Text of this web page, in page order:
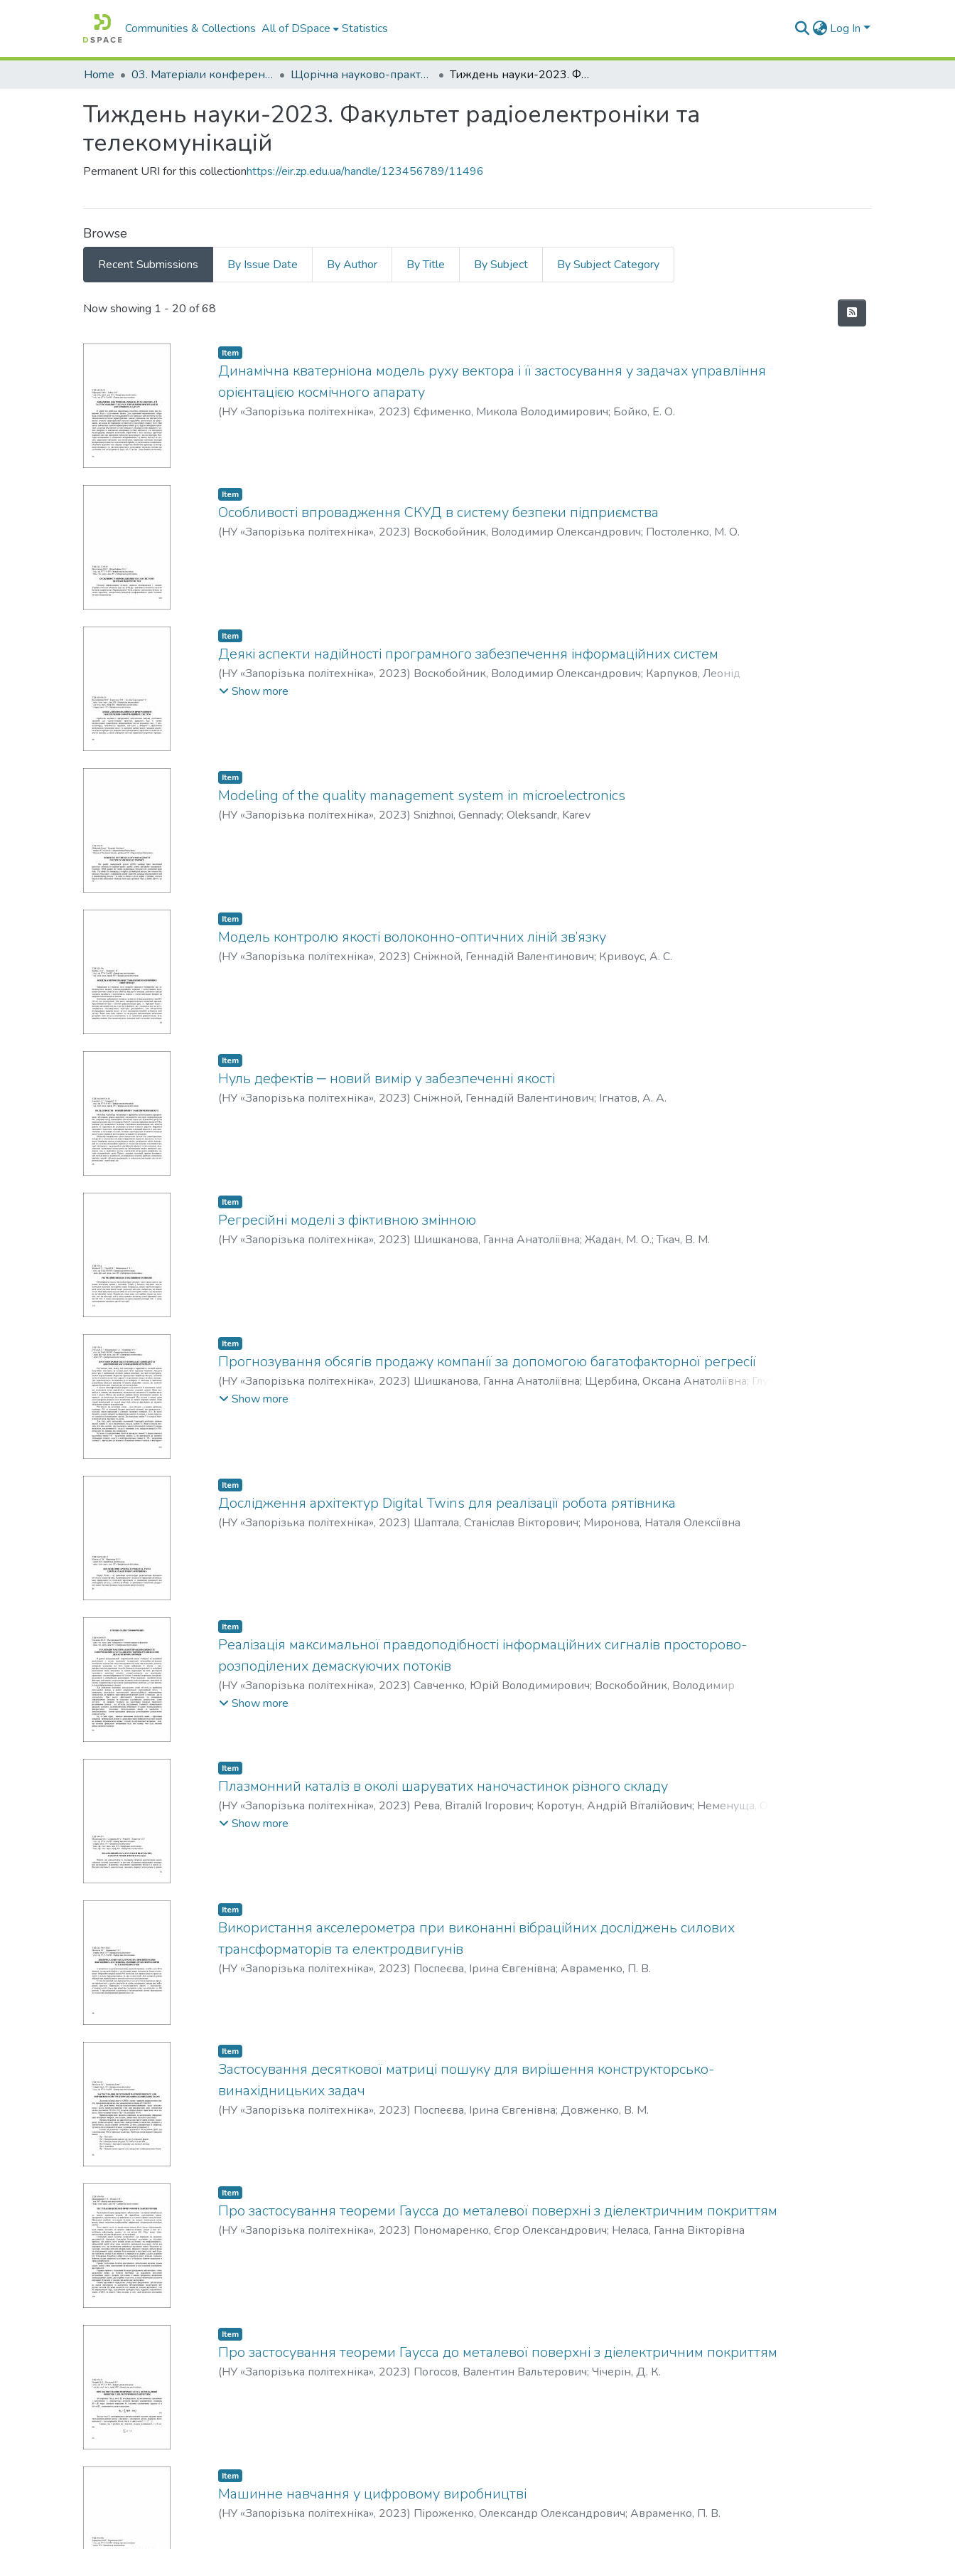
Communities & Collections All of DSpace Statistics Log In
Home 03. Матеріали конференцій та семінарів Щорічна науково-практична конференція «Тиждень науки» Тиждень науки-2023. Факультет радіоелектроніки та телекомунікацій
Тиждень науки-2023. Факультет радіоелектроніки та
телекомунікацій
Permanent URI for this collectionhttps://eir.zp.edu.ua/handle/123456789/11496
Browse
Recent Submissions By Issue Date By Author By Title By Subject By Subject Category
Recent Submissions
Now showing 1 - 20 of 68
Item
Динамічна кватерніона модель руху вектора і її застосування у задачах управління
орієнтацією космічного апарату
(НУ «Запорізька політехніка», 2023) Єфименко, Микола Володимирович; Бойко, Е. О.
Item
Особливості впровадження СКУД в систему безпеки підприємства
(НУ «Запорізька політехніка», 2023) Воскобойник, Володимир Олександрович; Постоленко, М. О.
Item
Деякі аспекти надійності програмного забезпечення інформаційних систем
(НУ «Запорізька політехніка», 2023) Воскобойник, Володимир Олександрович; Карпуков, Леонід
Матвійович;Куляба-Харитонова, Тетяна Іванівна
Show more
Item
Modeling of the quality management system in microelectronics
(НУ «Запорізька політехніка», 2023) Snizhnoi, Gennady; Оleksandr, Karev
Item
Модель контролю якості волоконно-оптичних ліній зв’язку
(НУ «Запорізька політехніка», 2023) Сніжной, Геннадій Валентинович; Кривоус, А. С.
Item
Нуль дефектів ‒ новий вимір у забезпеченні якості
(НУ «Запорізька політехніка», 2023) Сніжной, Геннадій Валентинович; Ігнатов, А. А.
Item
Регресійні моделі з фіктивною змінною
(НУ «Запорізька політехніка», 2023) Шишканова, Ганна Анатоліївна; Жадан, М. О.;Ткач, В. М.
Item
Прогнозування обсягів продажу компанії за допомогою багатофакторної регресії
(НУ «Запорізька політехніка», 2023) Шишканова, Ганна Анатоліївна; Щербина, Оксана Анатоліївна; Глухов, В.
А. Show more
Item
Дослідження архітектур Digital Twins для реалізації робота рятівника
(НУ «Запорізька політехніка», 2023) Шаптала, Станіслав Вікторович; Миронова, Наталя Олексіївна
Item
Реалізація максимальної правдоподібності інформаційних сигналів просторово-
розподілених демаскуючих потоків
(НУ «Запорізька політехніка», 2023) Савченко, Юрій Володимирович; Воскобойник, Володимир
Олександрович
Show more
Item
Плазмонний каталіз в околі шаруватих наночастинок різного складу
(НУ «Запорізька політехніка», 2023) Рева, Віталій Ігорович; Коротун, Андрій Віталійович; Неменуща, О. О.
Смирнова, Н. А
Show more
Item
Використання акселерометра при виконанні вібраційних досліджень силових
трансформаторів та електродвигунів
(НУ «Запорізька політехніка», 2023) Поспеєва, Ірина Євгенівна; Авраменко, П. В.
Item
Застосування десяткової матриці пошуку для вирішення конструкторсько-
винахідницьких задач
(НУ «Запорізька політехніка», 2023) Поспеєва, Ірина Євгенівна; Довженко, В. М.
Item
Про застосування теореми Гаусса до металевої поверхні з діелектричним покриттям
(НУ «Запорізька політехніка», 2023) Пономаренко, Єгор Олександрович; Неласа, Ганна Вікторівна
Item
Про застосування теореми Гаусса до металевої поверхні з діелектричним покриттям
(НУ «Запорізька політехніка», 2023) Погосов, Валентин Вальтерович; Чічерін, Д. К.
Item
Машинне навчання у цифровому виробництві
(НУ «Запорізька політехніка», 2023) Піроженко, Олександр Олександрович; Авраменко, П. В.